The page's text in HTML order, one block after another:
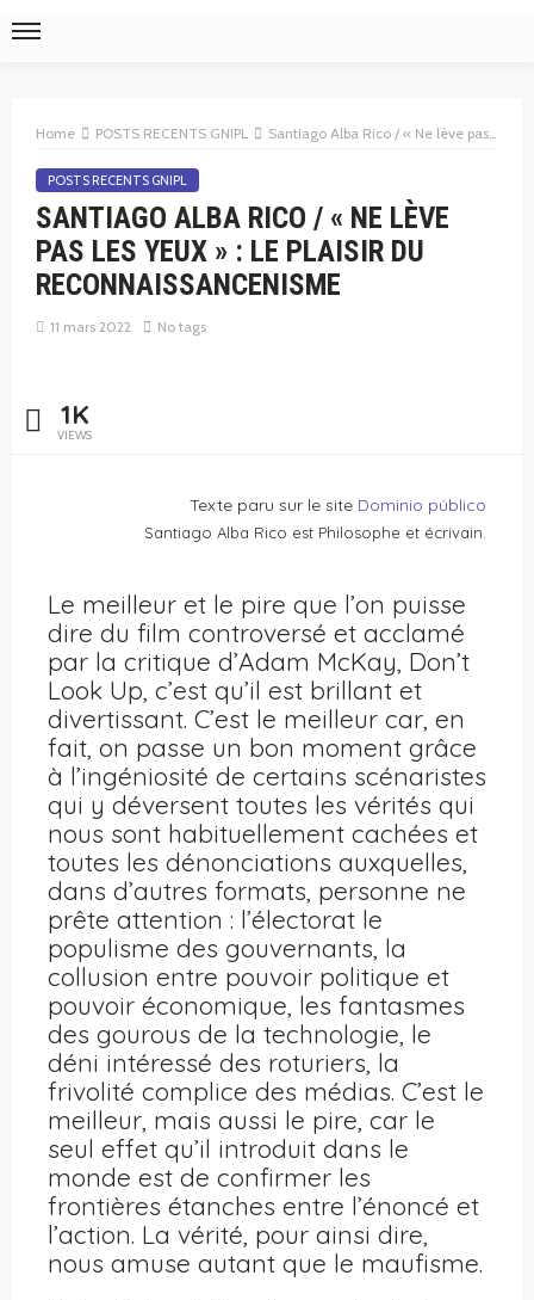
Home POSTS RECENTS GNIPL Santiago Alba Rico / « Ne lève pas les yeux » : le plaisir du reconnaissancenisme
POSTS RECENTS GNIPL
SANTIAGO ALBA RICO / « NE LÈVE
PAS LES YEUX » : LE PLAISIR DU
RECONNAISSANCENISME
11 mars 2022 No tags
1K
VIEWS
Texte paru sur le site Dominio público
Santiago Alba Rico est Philosophe et écrivain.
Le meilleur et le pire que l’on puisse
dire du film controversé et acclamé
par la critique d’Adam McKay, Don’t
Look Up, c’est qu’il est brillant et
divertissant. C’est le meilleur car, en
fait, on passe un bon moment grâce
à l’ingéniosité de certains scénaristes
qui y déversent toutes les vérités qui
nous sont habituellement cachées et
toutes les dénonciations auxquelles,
dans d’autres formats, personne ne
prête attention : l’électorat le
populisme des gouvernants, la
collusion entre pouvoir politique et
pouvoir économique, les fantasmes
des gourous de la technologie, le
déni intéressé des roturiers, la
frivolité complice des médias. C’est le
meilleur, mais aussi le pire, car le
seul effet qu’il introduit dans le
monde est de confirmer les
frontières étanches entre l’énoncé et
l’action. La vérité, pour ainsi dire,
nous amuse autant que le maufisme.